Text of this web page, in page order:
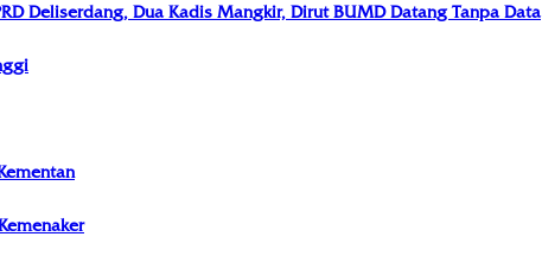
Deliserdang, Dua Kadis Mangkir, Dirut BUMD Datang Tanpa Data